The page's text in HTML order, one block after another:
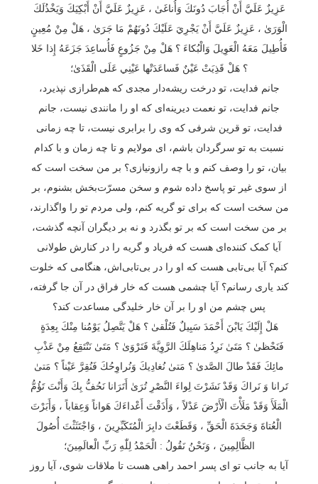
عَزِيزٌ عَلَيَّ أَنْ أُجَابَ دُونَكَ وَأُناغَىٰ ، عَزِيزٌ عَلَيَّ أَنْ أَبْكِيَكَ وَيَخْذُلَكَ
الْوَرَىٰ ، عَزِيزٌ عَلَيَّ أَنْ يَجْرِيَ عَلَيْكَ دُونَهُمْ مَا جَرَىٰ ، هَلْ مِنْ مُعِينٍ
فَأُطِيلَ مَعَهُ الْعَوِيلَ وَالْبُكاءَ ؟ هَلْ مِنْ جَزُوعٍ فَأُساعِدَ جَزَعَهُ إِذا خَلا
؟ هَلْ قَذِيَتْ عَيْنٌ فَساعَدَتْها عَيْنِي عَلَى الْقَذَىٰ؛
جانم فدایت، تو درخت ریشه‌دار مجدی که هم‌طرازی نپذیرد،
جانم فدایت، تو نعمت دیرینه‌ای که او را مانندی نیست، جانم
فدایت، تو قرین شرفی که وی را برابری نیست، تا چه زمانی
نسبت به تو سرگردان باشم، ای مولایم و تا چه زمان و با کدام
بیان، تو را وصف کنم و با چه رازونیازی؟ بر من سخت است که
از سوی غیر تو پاسخ داده شوم و سخن مسرّت‌بخش بشنوم، بر
من سخت است که برای تو گریه کنم، ولی مردم تو را وا‌گذارند،
بر من سخت است که بر تو بگذرد و نه بر دیگران آنچه گذشت،
آیا کمک کننده‌ای هست که فریاد و گریه را در کنارش طولانی
کنم؟ آیا بی‌تابی هست که او را در بی‌تابی‌اش، هنگامی که خلوت
کند یاری رسانم؟ آیا چشمی هست که خار فراق در آن جا گرفته،
پس چشم من او را بر آن خار خلیدگی مساعدت کند؟
هَلْ إِلَيْكَ يَابْنَ أَحْمَدَ سَبِيلٌ فَتُلْقىٰ ؟ هَلْ يَتَّصِلُ يَوْمُنا مِنْكَ بِعِدَةٍ
فَنَحْظىٰ ؟ مَتَىٰ نَرِدُ مَناهِلَكَ الرَّوِيَّةَ فَنَرْوَىٰ ؟ مَتَىٰ نَنْتَقِعُ مِنْ عَذْبِ
مائِكَ فَقَدْ طالَ الصَّدىٰ ؟ مَتىٰ نُغادِيكَ وَنُراوِحُكَ فَنُقِرَّ عَيْناً ؟ مَتىٰ
تَرانا وَ نَراكَ وَقَدْ نَشَرْتَ لِواءَ النَّصْرِ تُرَىٰ أَتَرَانا نَحُفُّ بِكَ وَأَنْتَ تَؤُمُّ
الْمَلَأَ وَقَدْ مَلَأْتَ الْأَرْضَ عَدْلاً ، وَأَذَقْتَ أَعْداءَكَ هَواناً وَعِقاباً ، وَأَبَرْتَ
الْعُتاةَ وَجَحَدَةَ الْحَقِّ ، وَقَطَعْتَ دابِرَ الْمُتَكَبِّرِينَ ، وَاجْتَثَثْتَ أُصُولَ
الظَّالِمِينَ ، وَنَحْنُ نَقُولُ : الْحَمْدُ لِلّٰهِ رَبِّ الْعالَمِينَ؛
آیا به جانب تو ای پسر احمد راهی هست تا ملاقات شوی، آیا روز